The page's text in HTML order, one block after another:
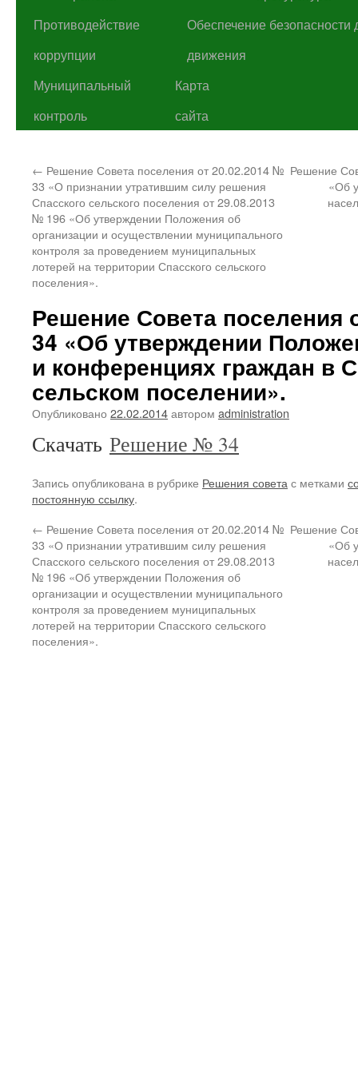
Противодействие
коррупции
Обеспечение безопасности
движения
Муниципальный
контроль
Карта
сайта
← Решение Совета поселения от 20.02.2014 №
33 «О признании утратившим силу решения
Спасского сельского поселения от 29.08.2013
№ 196 «Об утверждении Положения об
организации и осуществлении муниципального
контроля за проведением муниципальных
лотерей на территории Спасского сельского
поселения».
Решение
«Об
Решение Совета поселения
34 «Об утверждении
и конференциях граждан в
сельском поселении».
Опубликовано 22.02.2014автором administration
Скачать Решение № 34
Запись опубликована в рубрике Решения совета с метками
постоянную ссылку.
← Решение Совета поселения от 20.02.2014 №
33 «О признании утратившим силу решения
Спасского сельского поселения от 29.08.2013
№ 196 «Об утверждении Положения об
организации и осуществлении муниципального
контроля за проведением муниципальных
лотерей на территории Спасского сельского
поселения».
Решение
«Об